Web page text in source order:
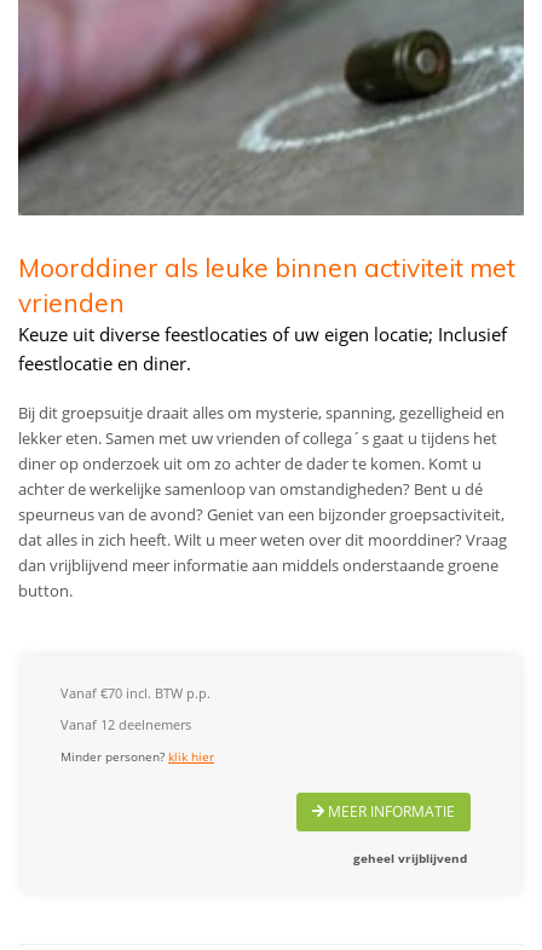
Moorddiner als leuke binnen activiteit met
vrienden
Keuze uit diverse feestlocaties of uw eigen locatie; Inclusief
feestlocatie en diner.
Bij dit groepsuitje draait alles om mysterie, spanning, gezelligheid en
lekker eten. Samen met uw vrienden of collega´s gaat u tijdens het
diner op onderzoek uit om zo achter de dader te komen. Komt u
achter de werkelijke samenloop van omstandigheden? Bent u dé
speurneus van de avond? Geniet van een bijzonder groepsactiviteit,
dat alles in zich heeft.Wilt u meer weten over dit moorddiner? Vraag
dan vrijblijvend meer informatie aan middels onderstaande groene
button.
Vanaf €70 incl. BTW p.p.
Vanaf 12 deelnemers
Minder personen?klik hier
MEER INFORMATIE
geheel vrijblijvend